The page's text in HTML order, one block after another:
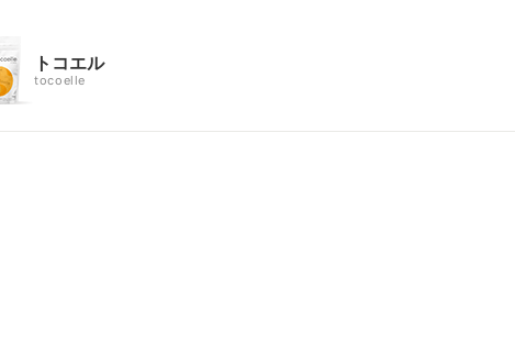
トコエル
tocoelle